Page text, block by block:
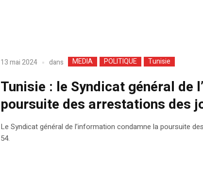
13 mai 2024 dans MEDIA POLITIQUE Tunisie
Tunisie : le Syndicat général de
poursuite des arrestations des
Le Syndicat général de l’information condamne la poursuite
54.